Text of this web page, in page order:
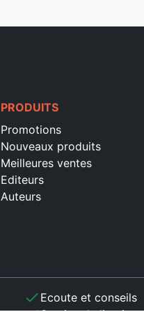
PRODUITS
Promotions
Nouveaux produits
Meilleures ventes
Editeurs
Auteurs
check Ecoute et conseils